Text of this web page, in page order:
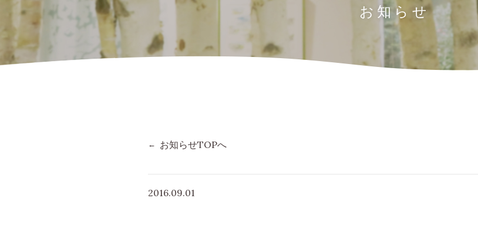
お知らせ
お知らせTOPへ
2016.09.01